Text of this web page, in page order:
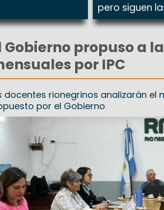
pero siguen
Gobierno propuso a
por IPC
docentes rionegrinos analizarán
por el Gobierno